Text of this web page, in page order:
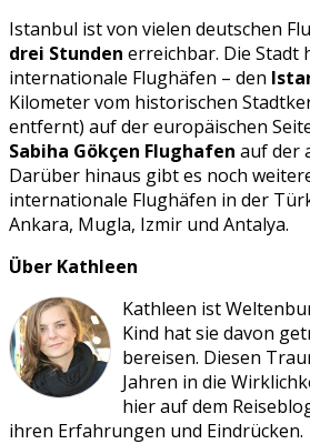
Istanbul ist von vielen deutschen
drei Stunden erreichbar. Die Stadt
internationale Flughäfen – den
Kilometer vom historischen
entfernt) auf der europäischen
Sabiha Gökçen Flughafen auf der
Darüber hinaus gibt es noch
internationale Flughäfen in der
Ankara, Mugla, Izmir und Antalya.
Über Kathleen
Kathleen ist
Kind hat sie davon
bereisen. Diesen
Jahren in die
hier auf dem
ihren Erfahrungen und Eindrücken.